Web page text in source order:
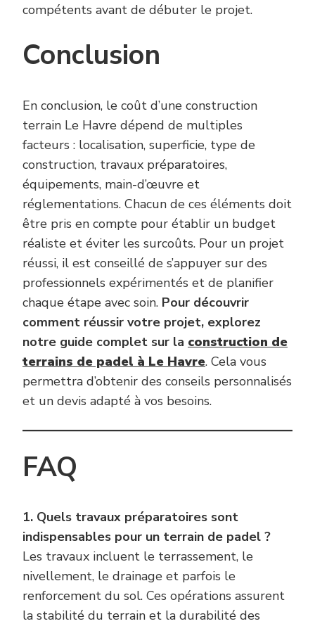
compétents avant de débuter le projet.
Conclusion
En conclusion, le coût d’une construction
terrain Le Havre dépend de multiples
facteurs : localisation, superficie, type de
construction, travaux préparatoires,
équipements, main-d’œuvre et
réglementations. Chacun de ces éléments doit
être pris en compte pour établir un budget
réaliste et éviter les surcoûts. Pour un projet
réussi, il est conseillé de s’appuyer sur des
professionnels expérimentés et de planifier
chaque étape avec soin. Pour découvrir
comment réussir votre projet, explorez
notre guide complet sur la construction de
terrains de padel à Le Havre. Cela vous
permettra d’obtenir des conseils personnalisés
et un devis adapté à vos besoins.
FAQ
1. Quels travaux préparatoires sont
indispensables pour un terrain de padel ?
Les travaux incluent le terrassement, le
nivellement, le drainage et parfois le
renforcement du sol. Ces opérations assurent
la stabilité du terrain et la durabilité des